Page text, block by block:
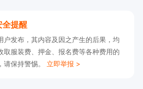
，跟进意向客户，协助客户预约
良好的客户沟通体验；​
需地推、无需高强度电话沟通，
室内坐班轻松舒适；​
全提醒
户发布，其内容及因之产生的后果，均
取服装费、押金、报名费等各种费用的
请保持警惕。 立即举报 >